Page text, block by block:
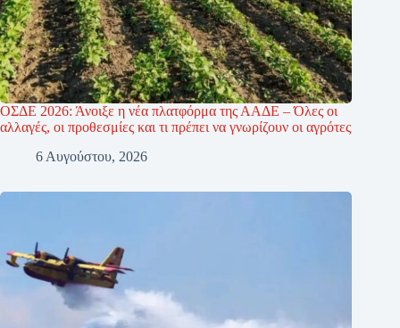
ΟΣΔΕ 2026: Άνοιξε η νέα πλατφόρμα της ΑΑΔΕ – Όλες οι
αλλαγές, οι προθεσμίες και τι πρέπει να γνωρίζουν οι αγρότες
6 Αυγούστου, 2026